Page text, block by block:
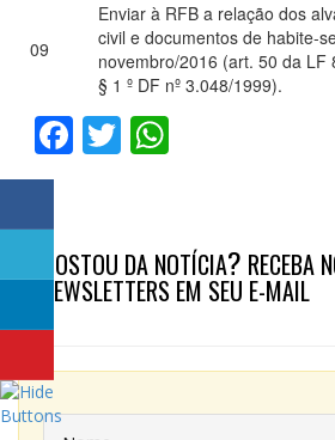
09
Enviar à RFB a relação dos
civil e documentos de habite-
novembro/2016 (art. 50 da LF
§ 1 º DF nº 3.048/1999).
FacebookTwitter
GOSTOU DA NOTÍCIA? RECEBA
NEWSLETTERS EM SEU E-MAIL